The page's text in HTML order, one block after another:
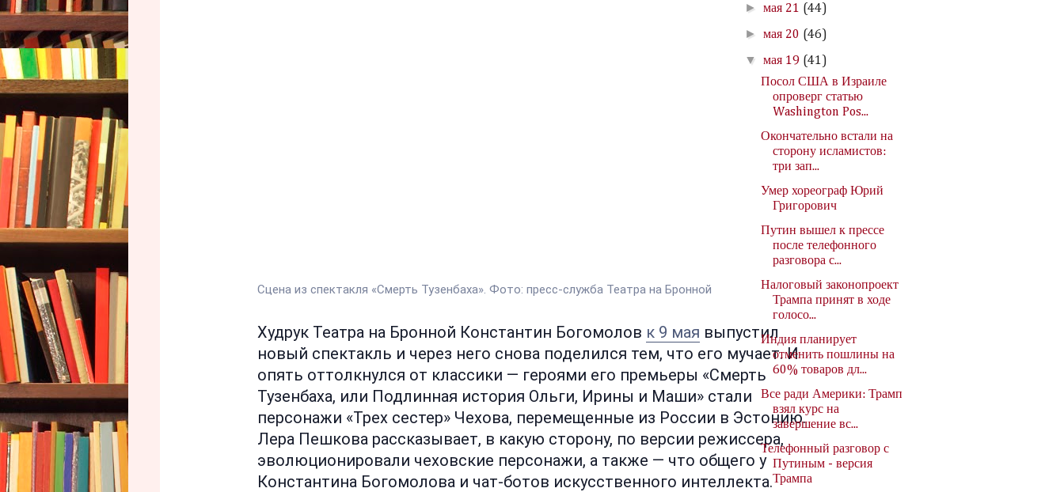
Сцена из спектакля «Смерть Тузенбаха». Фото: пресс-служба Театра на Бронной
Худрук Театра на Бронной Константин Богомолов к 9 мая выпустил
новый спектакль и через него снова поделился тем, что его мучает. И
опять оттолкнулся от классики — героями его премьеры «Смерть
Тузенбаха, или Подлинная история Ольги, Ирины и Маши» стали
персонажи «Трех сестер» Чехова, перемещенные из России в Эстонию.
Лера Пешкова рассказывает, в какую сторону, по версии режиссера,
эволюционировали чеховские персонажи, а также — что общего у
Константина Богомолова и чат-ботов искусственного интеллекта.
►мая 21 (44)
►мая 20 (46)
▼мая 19 (41)
Посол США в Израиле
опроверг статью
Washington Pos...
Окончательно встали на
сторону исламистов:
три зап...
Умер хореограф Юрий
Григорович
Путин вышел к прессе
после телефонного
разговора с...
Налоговый законопроект
Трампа принят в ходе
голосо...
Индия планирует
отменить пошлины на
60% товаров дл...
Все ради Америки: Трамп
взял курс на
завершение вс...
Телефонный разговор с
Путиным - версия
Трампа